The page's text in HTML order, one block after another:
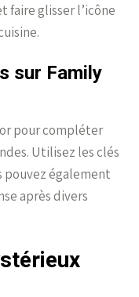
faire glisser l’icône
sur Family
pour compléter
Utilisez les clés
pouvez également
après divers